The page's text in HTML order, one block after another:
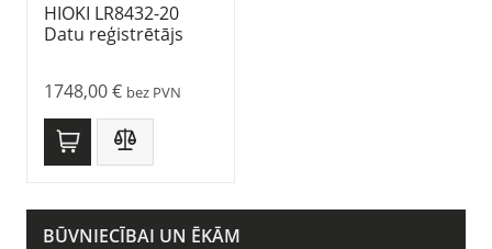
BŪVNIECĪBAI UN ĒKĀM
HIOKI LR8432-20
Datu reģistrētājs
1748,00€ bez PVN